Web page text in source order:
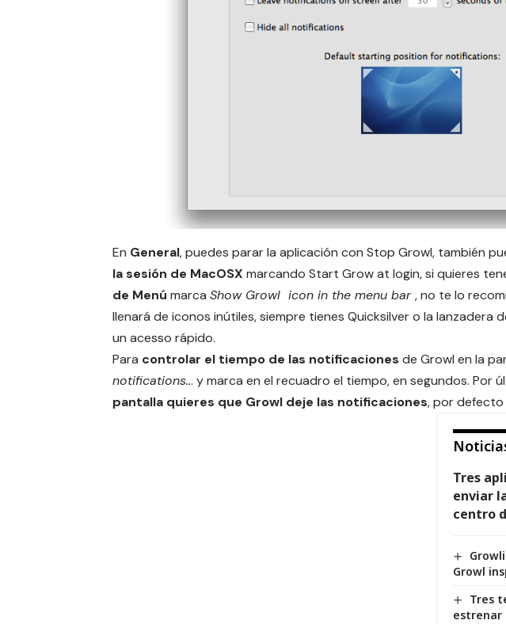
En General, puedes parar la aplicación con Stop Growl, también
la sesión de MacOSX marcando Start Grow at login, si quieres
de Menú marca Show Growl icon in the menu bar, no te lo
llenará de iconos inútiles, siempre tienes Quicksilver o la lanzadera
un acesso rápido.
Para controlar el tiempo de las notificaciones de Growl en la
notifications... y marca en el recuadro el tiempo, en segundos. Por
pantalla quieres que Growl deje las notificaciones, por defecto
Tres
enviar
centro
Growl
Tres
estrenar